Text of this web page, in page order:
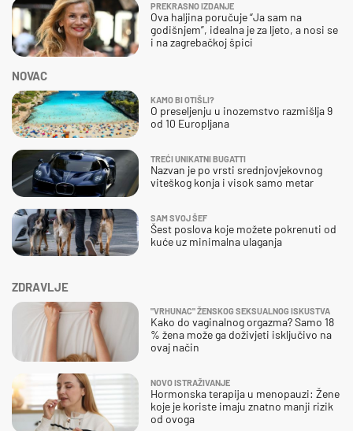
ZDRAVLJE
"VRHUNAC" ŽENSKOG SEKSUALNOG ISKUSTVA
Kako do vaginalnog orgazma? Samo 18
% žena može ga doživjeti isključivo na
ovaj način
NOVO ISTRAŽIVANJE
Hormonska terapija u menopauzi: Žene
koje je koriste imaju znatno manji rizik
od ovoga
NOVAC
KAMO BI OTIŠLI?
O preseljenju u inozemstvo razmišlja 9
od 10 Europljana
TREĆI UNIKATNI BUGATTI
Nazvan je po vrsti srednjovjekovnog
viteškog konja i visok samo metar
SAM SVOJ ŠEF
Šest poslova koje možete pokrenuti od
kuće uz minimalna ulaganja
PREKRASNO IZDANJE
Ova haljina poručuje “Ja sam na
godišnjem”, idealna je za ljeto, a nosi se
i na zagrebačkoj špici